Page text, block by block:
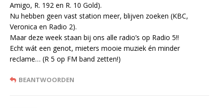
Amigo, R. 192 en R. 10 Gold).
Nu hebben geen vast station meer, blijven zoeken (KBC,
Veronica en Radio 2).
Maar deze week staan bij ons alle radio’s op Radio 5!!
Echt wát een genot, mieters mooie muziek én minder
reclame… (R 5 op FM band zetten!)
BEANTWOORDEN